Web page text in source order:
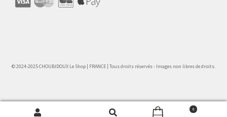
© 2024-2025 CHOUBIDOUX Le Shop | FRANCE | Tous droits réservés - Images non libres de droits.
0